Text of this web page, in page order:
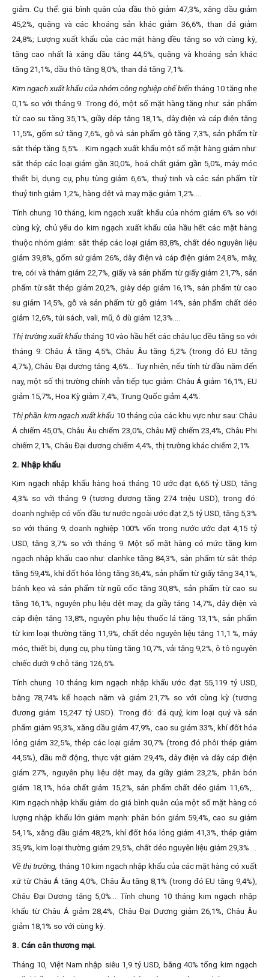
giảm. Cụ thể: giá bình quân của dầu thô giảm 47,3%, xăng dầu giảm
45,2%, quặng và các khoáng sản khác giảm 36,6%, than đá giảm
24,8%; Lượng xuất khẩu của các mặt hàng đều tăng so với cùng kỳ,
tăng cao nhất là xăng dầu tăng 44,5%, quặng và khoáng sản khác
tăng 21,1%, dầu thô tăng 8,0%, than đá tăng 7,1%.
Kim ngạch xuất khẩu của nhóm công nghiệp chế biến tháng 10 tăng nhẹ
0,1% so với tháng 9. Trong đó, một số mặt hàng tăng như: sản phẩm
từ cao su tăng 35,1%, giầy dép tăng 18,1%, dây điện và cáp điện tăng
11,5%, gốm sứ tăng 7,6%, gỗ và sản phẩm gỗ tăng 7,3%, sản phẩm từ
sắt thép tăng 5,5%... Kim ngạch xuất khẩu một số mặt hàng giảm như:
sắt thép các loại giảm gần 30,0%, hoá chất giảm gần 5,0%, máy móc
thiết bị, dụng cụ, phụ tùng giảm 6,6%, thuỷ tinh và các sản phẩm từ
thuỷ tinh giảm 1,2%, hàng dệt và may mặc giảm 1,2%....
Tính chung 10 tháng, kim ngạch xuất khẩu của nhóm giảm 6% so với
cùng kỳ, chủ yếu do kim ngạch xuất khẩu của hầu hết các mặt hàng
thuộc nhóm giảm: sắt thép các loại giảm 83,8%, chất dẻo nguyên liệu
giảm 39,8%, gốm sứ giảm 26%, dây điện và cáp điện giảm 24,8%, mây,
tre, cói và thảm giảm 22,7%, giấy và sản phẩm từ giấy giảm 21,7%, sản
phẩm từ sắt thép giảm 20,2%, giày dép giảm 16,1%, sản phẩm từ cao
su giảm 14,5%, gỗ và sản phẩm từ gỗ giảm 14%, sản phẩm chất dẻo
giảm 12,6%, túi sách, vali, mũ, ô dù giảm 12,3%....
Thị trường xuất khẩu tháng 10 vào hầu hết các châu lục đều tăng so với
tháng 9: Châu Á tăng 4,5%, Châu Âu tăng 5,2% (trong đó EU tăng
4,7%), Châu Đại dương tăng 4,6%... Tuy nhiên, nếu tính từ đầu năm đến
nay, một số thị trường chính vẫn tiếp tục giảm: Châu Á giảm 16,1%, EU
giảm 15,7%, Hoa Kỳ giảm 7,4%, Trung Quốc giảm 4,4%.
Thị phần kim ngạch xuất khẩu 10 tháng của các khu vực như sau: Châu
Á chiếm 45,0%, Châu Âu chiếm 23,0%, Châu Mỹ chiếm 23,4%, Châu Phi
chiếm 2,1%, Châu Đại dương chiếm 4,4%, thị trường khác chiếm 2,1%.
2. Nhập khẩu
Kim ngạch nhập khẩu hàng hoá tháng 10 ước đạt 6,65 tỷ USD, tăng
4,3% so với tháng 9 (tương đương tăng 274 triệu USD), trong đó:
doanh nghiệp có vốn đầu tư nước ngoài ước đạt 2,5 tỷ USD, tăng 5,3%
so với tháng 9; doanh nghiệp 100% vốn trong nước ước đạt 4,15 tỷ
USD, tăng 3,7% so với tháng 9. Một số mặt hàng có mức tăng kim
ngạch nhập khẩu cao như: clanhke tăng 84,3%, sản phẩm từ sắt thép
tăng 59,4%, khí đốt hóa lỏng tăng 36,4%, sản phẩm từ giấy tăng 34,1%,
bánh kẹo và sản phẩm từ ngũ cốc tăng 30,8%, sản phẩm từ cao su
tăng 16,1%, nguyên phụ liệu dệt may, da giầy tăng 14,7%, dây điện và
cáp điện tăng 13,8%, nguyên phụ liệu thuốc lá tăng 13,1%, sản phẩm
từ kim loại thường tăng 11,9%, chất dẻo nguyên liệu tăng 11,1 %, máy
móc, thiết bị, dụng cụ, phụ tùng tăng 10,7%, vải tăng 9,2%, ô tô nguyên
chiếc dưới 9 chỗ tăng 126,5%.
Tính chung 10 tháng kim ngạch nhập khẩu ước đạt 55,119 tỷ USD,
bằng 78,74% kế hoạch năm và giảm 21,7% so với cùng kỳ (tương
đương giảm 15,247 tỷ USD). Trong đó: đá quý, kim loại quý và sản
phẩm giảm 95,3%, xăng dầu giảm 47,9%, cao su giảm 33%, khí đốt hóa
lỏng giảm 32,5%, thép các loại giảm 30,7% (trong đó phôi thép giảm
44,5%), dầu mỡ động, thực vật giảm 29,4%, dây điện và dây cáp điện
giảm 27%, nguyên phụ liệu dệt may, da giầy giảm 23,2%, phân bón
giảm 18,1%, hóa chất giảm 15,2%, sản phẩm chất dẻo giảm 11,6%,…
Kim ngạch nhập khẩu giảm do giá bình quân của một số mặt hàng có
lượng nhập khẩu lớn giảm mạnh: phân bón giảm 59,4%, cao su giảm
54,1%, xăng dầu giảm 48,2%, khí đốt hóa lỏng giảm 41,3%, thép giảm
35,9%, kim loại thường giảm 29,5%, chất dẻo nguyên liệu giảm 29,3%.…
Về thị trường, tháng 10 kim ngạch nhập khẩu của các mặt hàng có xuất
xứ từ Châu Á tăng 4,0%, Châu Âu tăng 8,1% (trong đó EU tăng 9,4%),
Châu Đại Dương tăng 5,0%... Tính chung 10 tháng kim ngạch nhập
khẩu từ Châu Á giảm 28,4%, Châu Đại Dương giảm 26,1%, Châu Âu
giảm 18,1% so với cùng kỳ.
3. Cán cân thương mại.
Tháng 10, Việt Nam nhập siêu 1,9 tỷ USD, bằng 40% tổng kim ngạch